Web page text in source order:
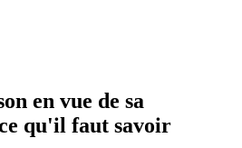
en vue de sa
qu'il faut savoir